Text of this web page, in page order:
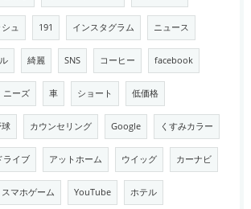
ュ 191 インスタグラム ニュース
綺麗 SNS コーヒー facebook
ニーズ 車 ショート 低価格
カウンセリング Google くすみカラー
ライブ アットホーム ウイッグ カーナビ
スマホゲーム YouTube ホテル